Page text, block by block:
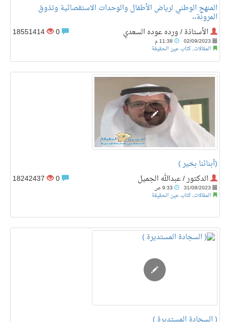
المنهج الوطني لرياض الأطفال والوحدات الاستقصائية وتذوق
المرونة،،
الأستاذة / ورده عوده السعدي
02/09/2023
المقالات, كتاب عين الحقيقة
18551414
(أبنائنا بخير )
الدكتور / عبدالله الجميل
31/08/2023
المقالات, كتاب عين الحقيقة
18242437